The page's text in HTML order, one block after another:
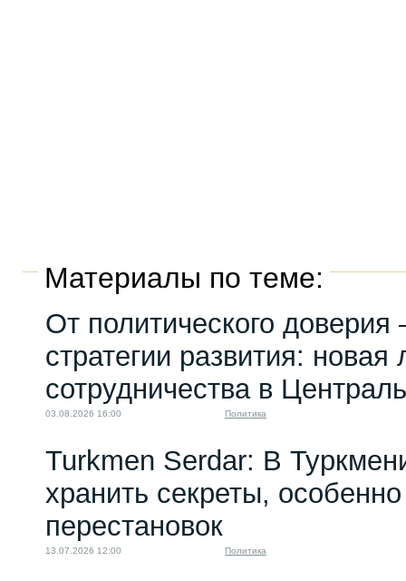
Материалы по теме:
От политического
стратегии развития: новая
сотрудничества в
03.08.2026 16:00 Политика
Turkmen Serdar: В
хранить секреты,
перестановок
13.07.2026 12:00 Политика